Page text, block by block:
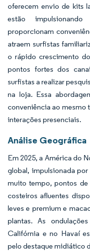
oferecem envio de kits
estão
proporcionam
atraem surfistas
o rápido crescimento
pontos fortes dos
surfistas a realizar
na loja. Essa
conveniência ao mesmo
interações presenciais.
Análise Geográfica
Em 2025, a América do
global, impulsionada
muito tempo, pontos de
costeiros afluentes
leves e premium e
plantas. As
Califórnia e no Havaí
pelo destaque midiático